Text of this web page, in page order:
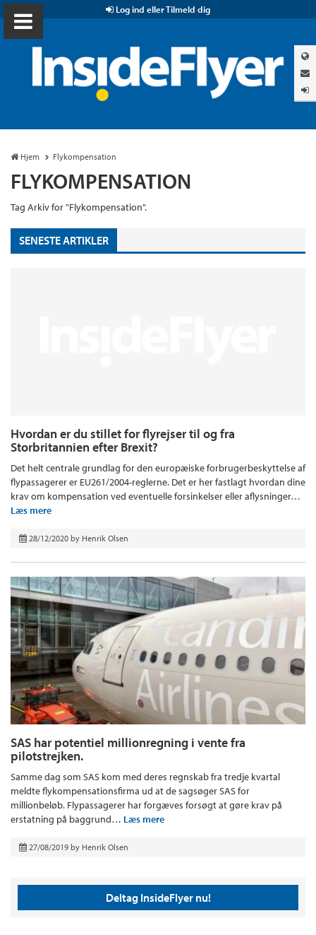
Log ind eller Tilmeld dig
Hjem Flykompensation
FLYKOMPENSATION
Tag Arkiv for "Flykompensation".
SENESTE ARTIKLER
Hvordan er du stillet for flyrejser til og fra
Storbritannien efter Brexit?
Det helt centrale grundlag for den europæiske forbrugerbeskyttelse af
flypassagerer er EU261/2004-reglerne. Det er her fastlagt hvordan dine
krav om kompensation ved eventuelle forsinkelser eller aflysninger…
Læs mere
28/12/2020 by Henrik Olsen
SAS har potentiel millionregning i vente fra
pilotstrejken.
Samme dag som SAS kom med deres regnskab fra tredje kvartal
meldte flykompensationsfirma ud at de sagsøger SAS for
millionbeløb. Flypassagerer har forgæves forsøgt at gøre krav på
erstatning på baggrund… Læs mere
27/08/2019 by Henrik Olsen
Deltag InsideFlyer nu!